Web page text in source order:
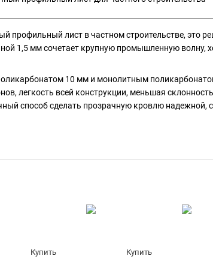
лист в частном строительстве, это
1,5 мм сочетает крупную промышленную волну,
10 мм и монолитным
легкость всей конструкции, меньшая
способ сделать прозрачную кровлю надежной,